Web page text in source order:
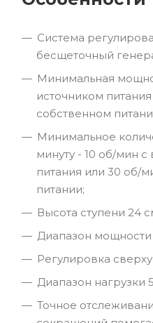
Система
бесщеточный
Минимальная
источником
собственном
Минимальное
минуту - 10 об/мин
питания или 30 об/
питании;
Высота ступени 24
Диапазон мощности
Регулировка
Диапазон нагрузки
Точное